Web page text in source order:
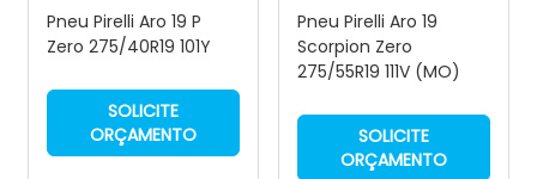
Pneu Pirelli Aro 19 P
Zero 275/40R19 101Y
SOLICITE
ORÇAMENTO
Pneu Pirelli Aro 19
Scorpion Zero
275/55R19 111V (MO)
SOLICITE
ORÇAMENTO